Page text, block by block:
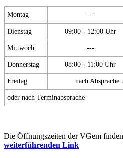
Montag ---
Dienstag 09:00 - 12:00 Uhr
Mittwoch ---
Donnerstag 08:00 - 11:00 Uhr
Freitag nach Absprache
oder nach Terminabsprache
Die Öffnungszeiten der VGem
weiterführenden Link